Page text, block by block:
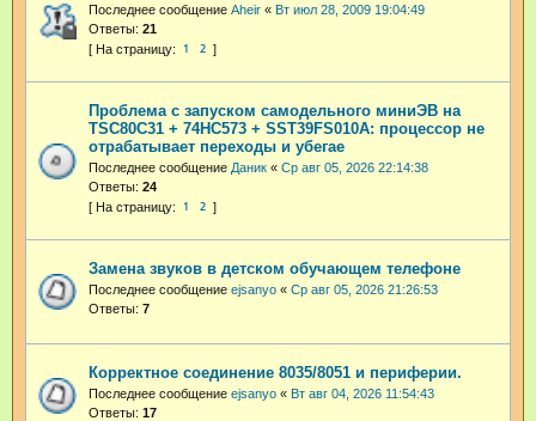
Последнее сообщение Aheir « Вт июл 28, 2009 19:04:49
Ответы: 21
1 2
Проблема с запуском самодельного миниЭВ на
TSC80C31 + 74HC573 + SST39FS010A: процессор не
отрабатывает переходы и убегае
Последнее сообщение Даник « Ср авг 05, 2026 22:14:38
Ответы: 24
1 2
Замена звуков в детском обучающем телефоне
Последнее сообщение ejsanyo « Ср авг 05, 2026 21:26:53
Ответы: 7
Корректное соединение 8035/8051 и периферии.
Последнее сообщение ejsanyo « Вт авг 04, 2026 11:54:43
Ответы: 17